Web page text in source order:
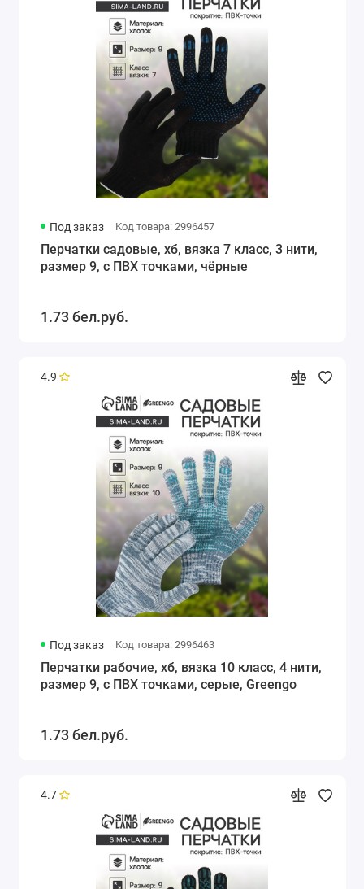
Под заказ Код товара: 2996457
Перчатки садовые, хб, вязка 7 класс, 3 нити,
размер 9, с ПВХ точками, чёрные
1.73 бел.руб.
4.9
Под заказ Код товара: 2996463
Перчатки рабочие, хб, вязка 10 класс, 4 нити,
размер 9, с ПВХ точками, серые, Greengo
1.73 бел.руб.
4.7